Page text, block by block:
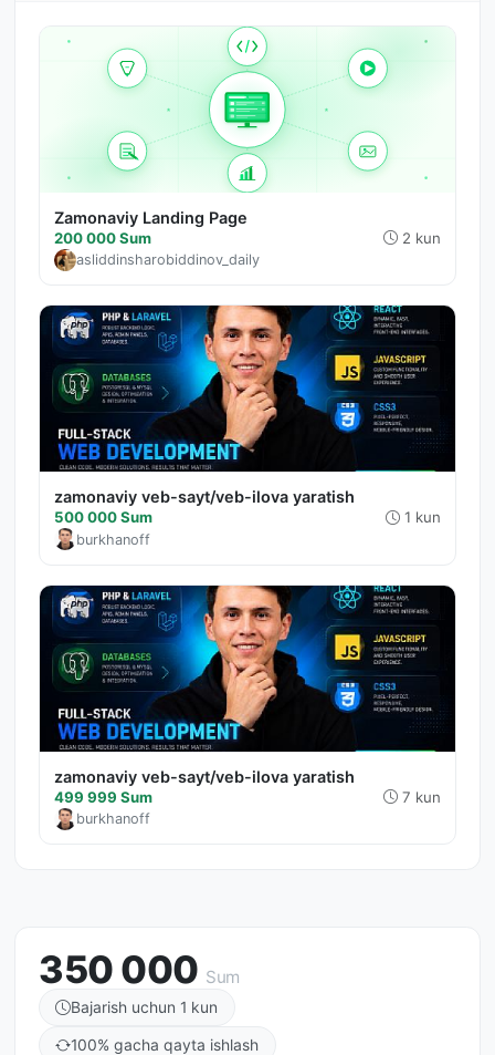
Zamonaviy Landing Page
200 000 Sum 2 kun
asliddinsharobiddinov_daily
zamonaviy veb-sayt/veb-ilova yaratish
500 000 Sum 1 kun
burkhanoff
zamonaviy veb-sayt/veb-ilova yaratish
499 999 Sum 7 kun
burkhanoff
350 000 Sum
Bajarish uchun 1 kun
100% gacha qayta ishlash